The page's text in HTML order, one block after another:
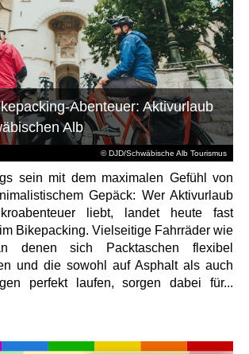
© DJD/Schwäbische Alb Tourismus
Abenteuer: Aktivurlaub
Alb
sein mit dem maximalen Gefühl von
Gepäck: Wer Aktivurlaub
liebt, landet heute fast
Bikepacking. Vielseitige Fahrräder wie
denen sich Packtaschen flexibel
und die sowohl auf Asphalt als auch
perfekt laufen, sorgen dabei für...